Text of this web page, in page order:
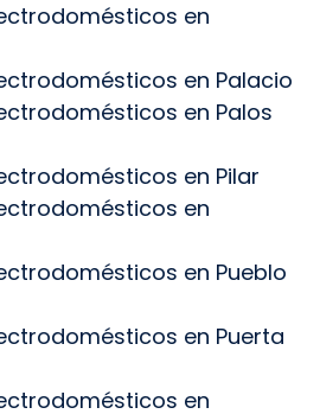
en
en Palacio
en Palos
en Pilar
en
en Pueblo
en Puerta
en